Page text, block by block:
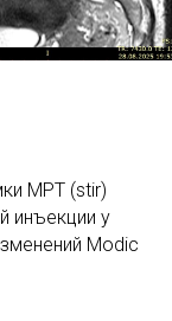
МРТ (stir)
инъекции у
Modic